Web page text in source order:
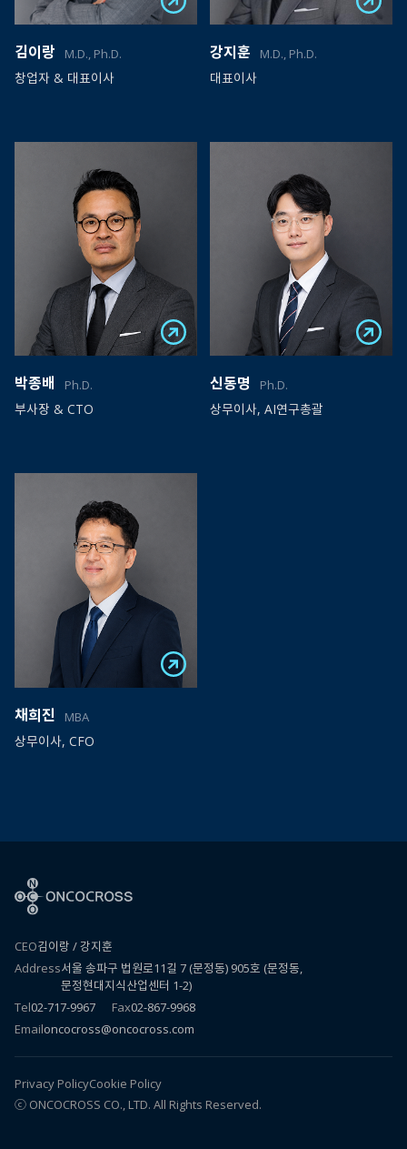
김이랑 M.D., Ph.D.
창업자 & 대표이사
강지훈 M.D., Ph.D.
대표이사
박종배 Ph.D.
부사장 & CTO
신동명 Ph.D.
상무이사, AI연구총괄
채희진 MBA
상무이사, CFO
CEO김이랑 / 강지훈
Address서울 송파구 법원로11길 7 (문정동) 905호 (문정동,
문정현대지식산업센터 1-2)
Tel02-717-9967 Fax02-867-9968
Emailoncocross@oncocross.com
Privacy PolicyCookie Policy
ⓒ ONCOCROSS CO., LTD. All Rights Reserved.